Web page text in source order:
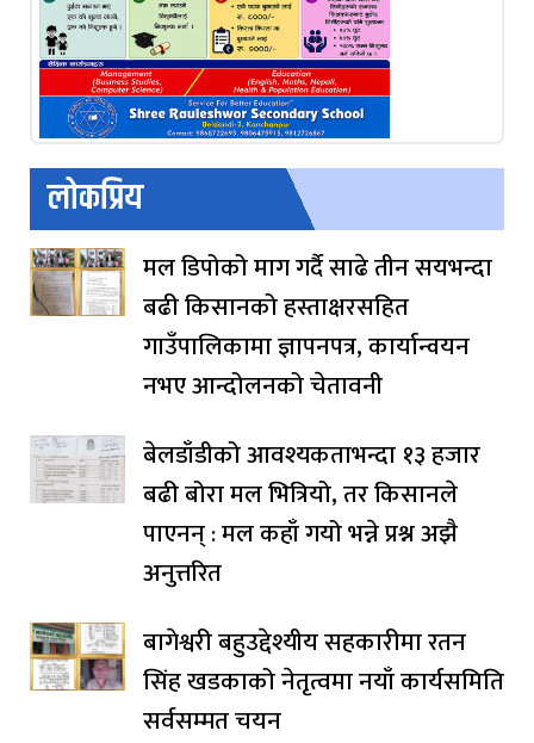
लोकप्रिय
मल डिपोको माग गर्दै साढे तीन सयभन्दा
बढी किसानको हस्ताक्षरसहित
गाउँपालिकामा ज्ञापनपत्र, कार्यान्वयन
नभए आन्दोलनको चेतावनी
बेलडाँडीको आवश्यकताभन्दा १३ हजार
बढी बोरा मल भित्रियो, तर किसानले
पाएनन् : मल कहाँ गयो भन्ने प्रश्न अझै
अनुत्तरित
बागेश्वरी बहुउद्देश्यीय सहकारीमा रतन
सिंह खडकाको नेतृत्वमा नयाँ कार्यसमिति
सर्वसम्मत चयन